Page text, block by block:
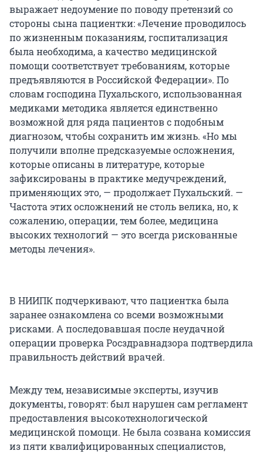
выражает недоумение по поводу претензий со
стороны сына пациентки: «Лечение проводилось
по жизненным показаниям, госпитализация
была необходима, а качество медицинской
помощи соответствует требованиям, которые
предъявляются в Российской Федерации». По
словам господина Пухальского, использованная
медиками методика является единственно
возможной для ряда пациентов с подобным
диагнозом, чтобы сохранить им жизнь. «Но мы
получили вполне предсказуемые осложнения,
которые описаны в литературе, которые
зафиксированы в практике медучреждений,
применяющих это, — продолжает Пухальский. —
Частота этих осложнений не столь велика, но, к
сожалению, операции, тем более, медицина
высоких технологий — это всегда рискованные
методы лечения».
В НИИПК подчеркивают, что пациентка была
заранее ознакомлена со всеми возможными
рисками. А последовавшая после неудачной
операции проверка Росздравнадзора подтвердила
правильность действий врачей.
Между тем, независимые эксперты, изучив
документы, говорят: был нарушен сам регламент
предоставления высокотехнологической
медицинской помощи. Не была созвана комиссия
из пяти квалифицированных специалистов,